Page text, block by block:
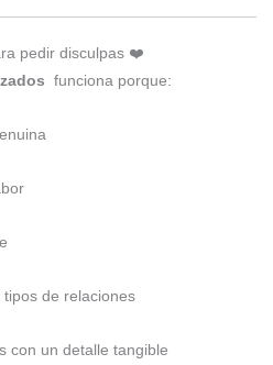
pedir disculpas ❤️
funciona porque:
de relaciones
con un detalle tangible